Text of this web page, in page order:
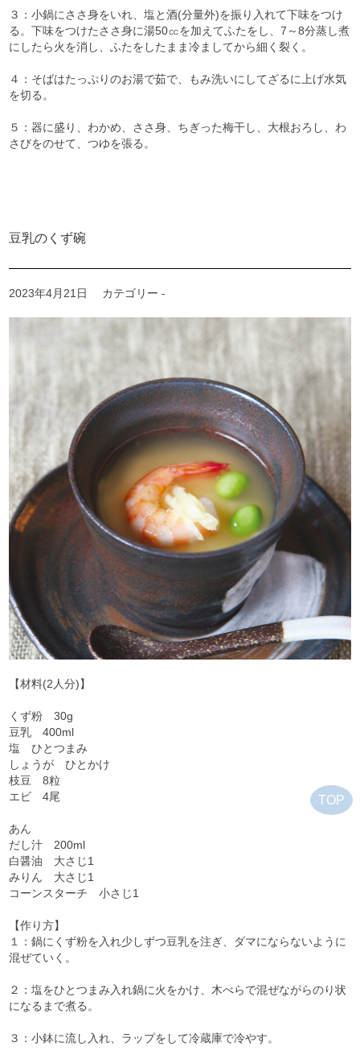
TOP
３：小鍋にささ身をいれ、塩と酒(分量外)を振り入れて下味をつけ
る。下味をつけたささ身に湯50㏄を加えてふたをし、7～8分蒸し煮
にしたら火を消し、ふたをしたまま冷ましてから細く裂く。
４：そばはたっぷりのお湯で茹で、もみ洗いにしてざるに上げ水気
を切る。
５：器に盛り、わかめ、ささ身、ちぎった梅干し、大根おろし、わ
さびをのせて、つゆを張る。
豆乳のくず碗
2023年4月21日 カテゴリー -
【材料(2人分)】
くず粉 30g
豆乳 400ml
塩 ひとつまみ
しょうが ひとかけ
枝豆 8粒
エビ 4尾
あん
だし汁 200ml
白醤油 大さじ1
みりん 大さじ1
コーンスターチ 小さじ1
【作り方】
１：鍋にくず粉を入れ少しずつ豆乳を注ぎ、ダマにならないように
混ぜていく。
２：塩をひとつまみ入れ鍋に火をかけ、木べらで混ぜながらのり状
になるまで煮る。
３：小鉢に流し入れ、ラップをして冷蔵庫で冷やす。